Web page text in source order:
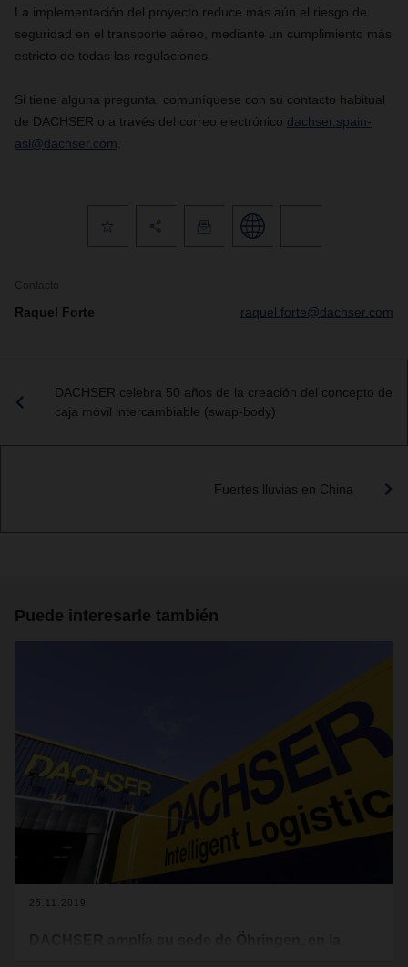
La implementación del proyecto reduce más aún el riesgo de
seguridad en el transporte aéreo, mediante un cumplimiento más
estricto de todas las regulaciones.
Si tiene alguna pregunta, comuníquese con su contacto habitual
de DACHSER o a través del correo electrónico dachser.spain-
asl@dachser.com
Contacto
Raquel Forte raquel.forte@dachser.com
DACHSER celebra 50 años de la creación del concepto de
caja móvil intercambiable (swap-body)
Fuertes lluvias en China
Puede interesarle también
25.11.2019